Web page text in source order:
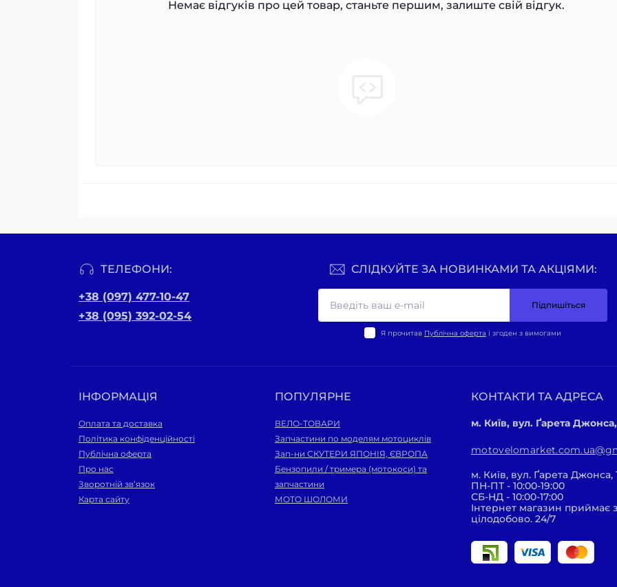
Немає відгуків про цей товар, станьте першим, залиште свій відгук.
ТЕЛЕФОНИ:
+38 (097) 477-10-47
+38 (095) 392-02-54
СЛІДКУЙТЕ ЗА НОВИНКАМИ ТА АКЦІЯМИ:
Підпишіться
Я прочитав Публічна оферта і згоден з вимогами
ІНФОРМАЦІЯ
Оплата та доставка
Політика конфіденційності
Публічна оферта
Про нас
Зворотній зв’язок
Карта сайту
ПОПУЛЯРНЕ
ВЕЛО-ТОВАРИ
Запчастини по моделям мотоциклів
Зап-ни СКУТЕРИ ЯПОНІЯ, ЄВРОПА
Бензопили / тримера (мотокоси) та
запчастини
МОТО ШОЛОМИ
КОНТАКТИ ТА АДРЕСА
м. Київ, вул. Ґарета Джонса,
м. Київ, вул. Ґарета Джонса,
ПН-ПТ - 10:00-19:00
СБ-НД - 10:00-17:00
Інтернет магазин приймає
цілодобово. 24/7